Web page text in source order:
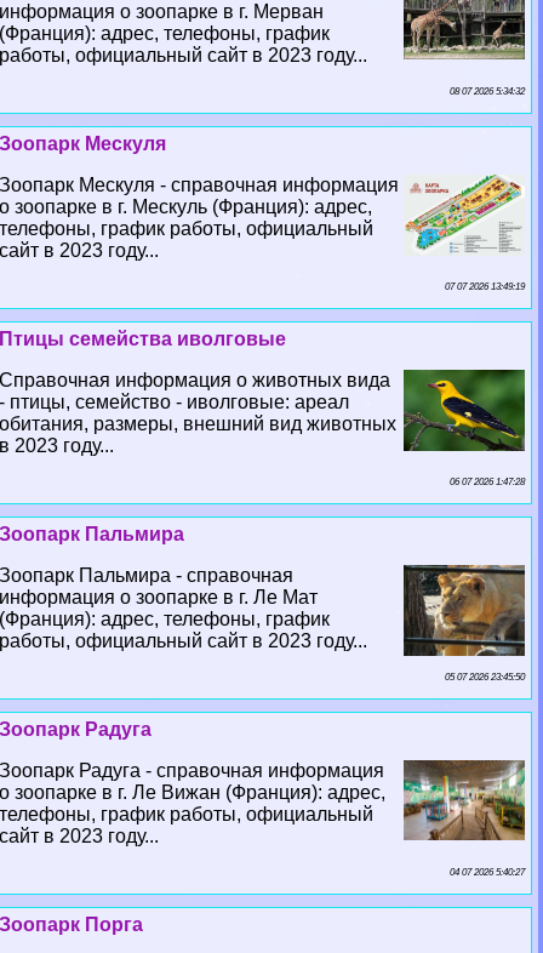
информация о зоопарке в г. Мерван
(Франция): адрес, телефоны, график
работы, официальный сайт в 2023 году...
08 07 2026 5:34:32
Зоопарк Мескуля
Зоопарк Мескуля - справочная информация
о зоопарке в г. Мескуль (Франция): адрес,
телефоны, график работы, официальный
сайт в 2023 году...
07 07 2026 13:49:19
Птицы семейства иволговые
Справочная информация о животных вида
- птицы, семейство - иволговые: ареал
обитания, размеры, внешний вид животных
в 2023 году...
06 07 2026 1:47:28
Зоопарк Пальмира
Зоопарк Пальмира - справочная
информация о зоопарке в г. Ле Мат
(Франция): адрес, телефоны, график
работы, официальный сайт в 2023 году...
05 07 2026 23:45:50
Зоопарк Радуга
Зоопарк Радуга - справочная информация
о зоопарке в г. Ле Вижан (Франция): адрес,
телефоны, график работы, официальный
сайт в 2023 году...
04 07 2026 5:40:27
Зоопарк Порга